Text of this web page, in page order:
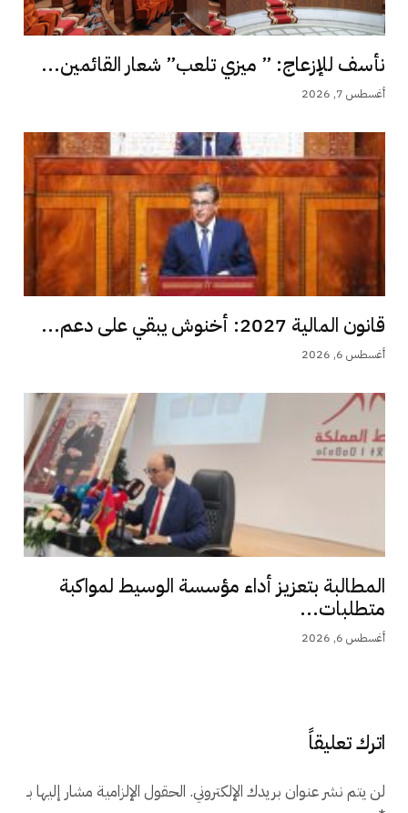
نأسف للإزعاج: ” ميزي تلعب” شعار القائمين...
أغسطس 7, 2026
قانون المالية 2027: أخنوش يبقي على دعم...
أغسطس 6, 2026
المطالبة بتعزيز أداء مؤسسة الوسيط لمواكبة
متطلبات...
أغسطس 6, 2026
اترك تعليقاً
لن يتم نشر عنوان بريدك الإلكتروني. الحقول الإلزامية مشار إليها بـ